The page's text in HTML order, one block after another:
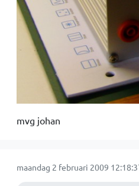
mvg johan
maandag 2 februari 2009